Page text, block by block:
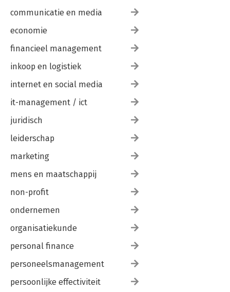
communicatie en media
economie
financieel management
inkoop en logistiek
internet en social media
it-management / ict
juridisch
leiderschap
marketing
mens en maatschappij
non-profit
ondernemen
organisatiekunde
personal finance
personeelsmanagement
persoonlijke effectiviteit